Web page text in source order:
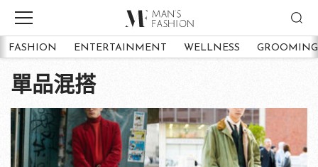
FASHION ENTERTAINMENT WELLNESS GROOMING
單品混搭